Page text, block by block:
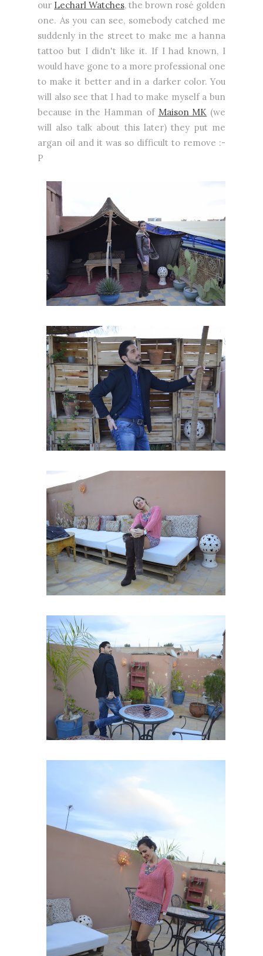
our Lecharl Watches, the brown rosé golden
one. As you can see, somebody catched me
suddenly in the street to make me a hanna
tattoo but I didn't like it. If I had known, I
would have gone to a more professional one
to make it better and in a darker color. You
will also see that I had to make myself a bun
because in the Hamman of Maison MK (we
will also talk about this later) they put me
argan oil and it was so difficult to remove :-
P